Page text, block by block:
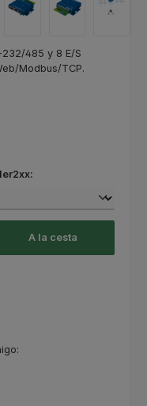
485 y 8 E/S
Modbus/TCP.
A la cesta